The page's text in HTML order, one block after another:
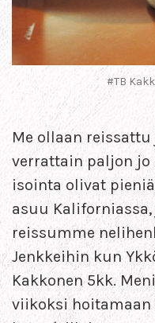
#TB
Me ollaan
verrattain paljon
isointa olivat
asuu
reissumme
Jenkkeihin kun
Kakkonen 5kk.
viikoksi